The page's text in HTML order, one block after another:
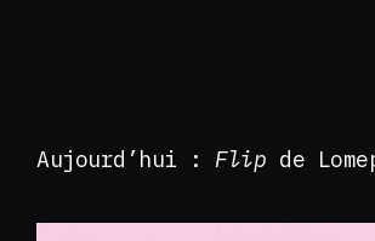
Aujourd’hui : Flip de